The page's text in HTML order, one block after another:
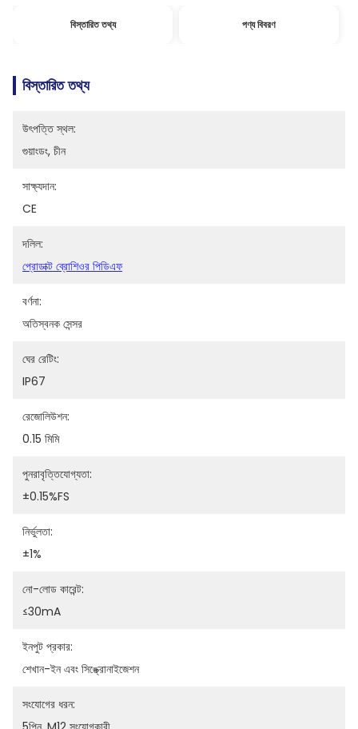
বিস্তারিত তথ্য পণ্য বিবরণ
বিস্তারিত তথ্য
উৎপত্তি স্থল:
গুয়াংডং, চীন
সাক্ষ্যদান:
CE
দলিল:
প্রোডাক্ট ব্রোশিওর পিডিএফ
বর্ণনা:
অতিস্বনক সেন্সর
ঘের রেটিং:
IP67
রেজোলিউশন:
0.15 মিমি
পুনরাবৃত্তিযোগ্যতা:
±0.15%FS
নির্ভুলতা:
±1%
নো-লোড কারেন্ট:
≤30mA
ইনপুট প্রকার:
শেখান-ইন এবং সিঙ্ক্রোনাইজেশন
সংযোগের ধরন: